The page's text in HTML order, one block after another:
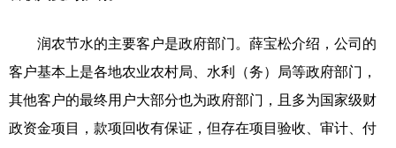
润农节水的主要客户是政府部门。薛宝松介绍，公司的
客户基本上是各地农业农村局、水利（务）局等政府部门，
其他客户的最终用户大部分也为政府部门，且多为国家级财
政资金项目，款项回收有保证，但存在项目验收、审计、付